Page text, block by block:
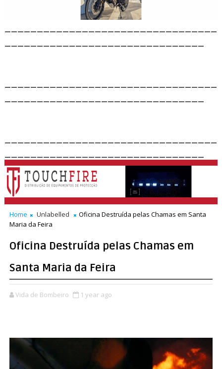
Home Unlabelled
Oficina Destruída pelas Chamas em Santa
Maria da Feira
Oficina Destruída pelas Chamas em
Santa Maria da Feira
Vida de Bombeiro 1 year ago